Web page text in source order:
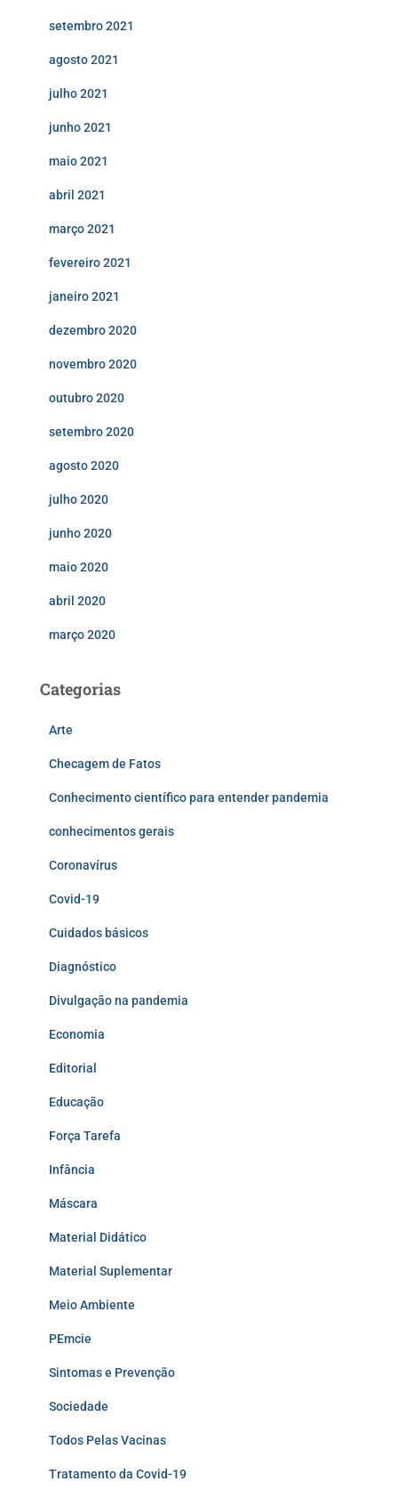
setembro 2021
agosto 2021
julho 2021
junho 2021
maio 2021
abril 2021
março 2021
fevereiro 2021
janeiro 2021
dezembro 2020
novembro 2020
outubro 2020
setembro 2020
agosto 2020
julho 2020
junho 2020
maio 2020
abril 2020
março 2020
Categorias
Arte
Checagem de Fatos
Conhecimento científico para entender pandemia
conhecimentos gerais
Coronavírus
Covid-19
Cuidados básicos
Diagnóstico
Divulgação na pandemia
Economia
Editorial
Educação
Força Tarefa
Infância
Máscara
Material Didático
Material Suplementar
Meio Ambiente
PEmcie
Sintomas e Prevenção
Sociedade
Todos Pelas Vacinas
Tratamento da Covid-19